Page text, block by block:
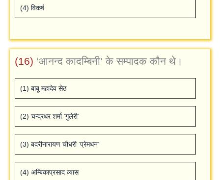
(4) विकर्ष
(16) ‘आनन्‍द कादम्बिनी’ के सम्‍पादक कौन थे।
(1) बाबू महादेव सेठ
(2) चन्‍द्रधर शर्मा ‘गुलेरी’
(3) बदरीनारायण चौधरी ‘प्रेमधन’
(4) अम्बिकाप्रसाद व्‍यास